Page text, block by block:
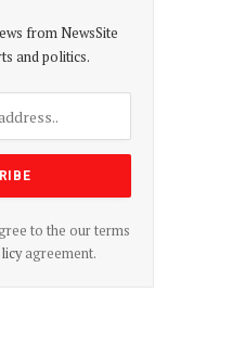
from NewsSite
and politics.
to the our terms
agreement.